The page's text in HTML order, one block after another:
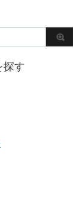
探す